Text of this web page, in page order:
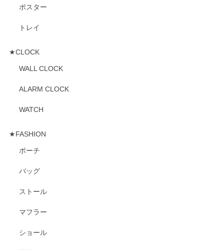
ポスター
トレイ
★CLOCK
WALL CLOCK
ALARM CLOCK
WATCH
★FASHION
ポーチ
バッグ
ストール
マフラー
ショール